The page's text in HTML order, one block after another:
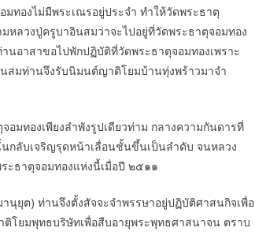
ทองไม่มีพระเณรอยู่ประจำ ทำให้วัดพระธาตุ
หลวงปู่ครูบาอินสมว่าจะไปอยู่ที่วัดพระธาตุจอมทอง
อาสาขอไปพักปฏิบัติที่วัดพระธาตุจอมทองเพราะ
สมท่านจึงรับนิมนต์ญาติโยมบ้านทุ่งพร้าวมาจำ
ทองเพียงลำพังรูปเดียวท่าม กลางความกันดารที่
กลับเจริญรุดหน้าเลื่อนชั้นขึ้นเป็นลำดับ จนหลวง
ะธาตุจอมทองแห่งนี้เมื่อปี ๒๕๑๑
ยุต) ท่านจึงตั้งสัจจะจำพรรษาอยู่ปฏิบัติศาสนกิจเพื่อ
โยมพุทธบริษัทเพื่อสืบอายุพระพุทธศาสนาจน ตราบ